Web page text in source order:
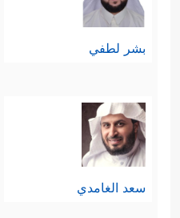
بشر لطفي
سعد الغامدي